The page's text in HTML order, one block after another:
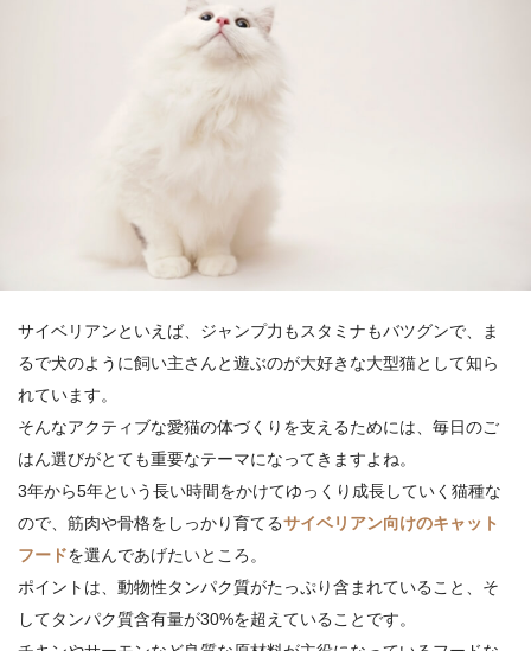
サイベリアンといえば、ジャンプ力もスタミナもバツグンで、ま
るで犬のように飼い主さんと遊ぶのが大好きな大型猫として知ら
れています。
そんなアクティブな愛猫の体づくりを支えるためには、毎日のご
はん選びがとても重要なテーマになってきますよね。
3年から5年という長い時間をかけてゆっくり成長していく猫種な
ので、筋肉や骨格をしっかり育てるサイベリアン向けのキャット
フードを選んであげたいところ。
ポイントは、動物性タンパク質がたっぷり含まれていること、そ
してタンパク質含有量が30%を超えていることです。